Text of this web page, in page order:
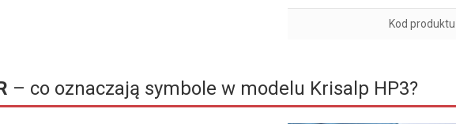
Kod produktu
– co oznaczają symbole w modelu Krisalp HP3?